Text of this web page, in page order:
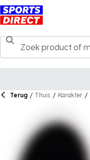
Terug / Thuis / Karakter /